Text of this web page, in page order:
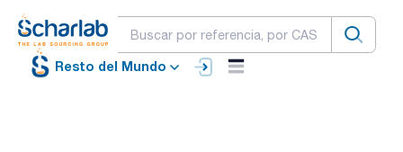
Resto del Mundo